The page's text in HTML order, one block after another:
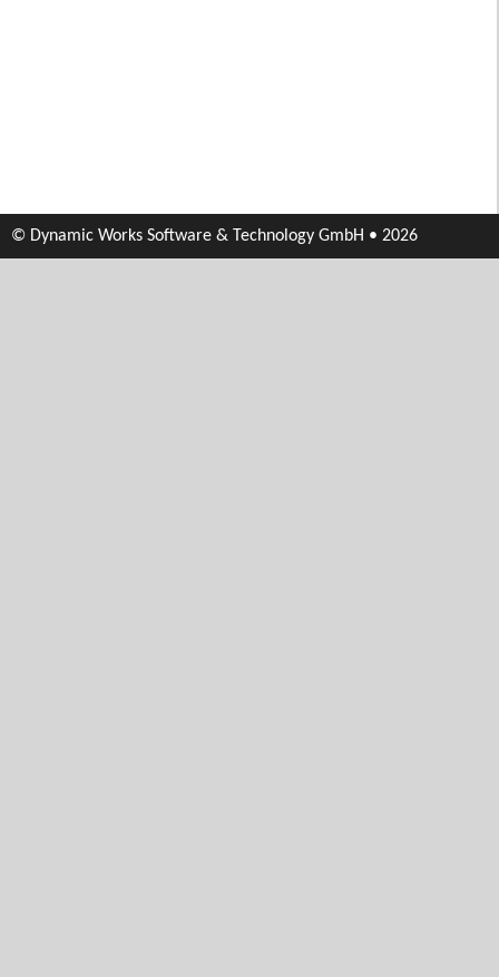
© Dynamic Works Software & Technology GmbH • 2026